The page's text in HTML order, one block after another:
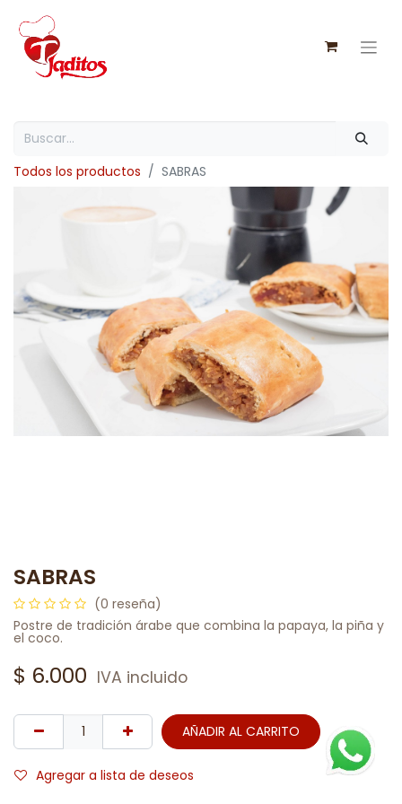
Todos los productos SABRAS
SABRAS
(0 reseña)
Postre de tradición árabe que combina la papaya, la piña y
el coco.
$ 6.000 IVA incluido
AÑADIR AL CARRITO
Agregar a lista de deseos